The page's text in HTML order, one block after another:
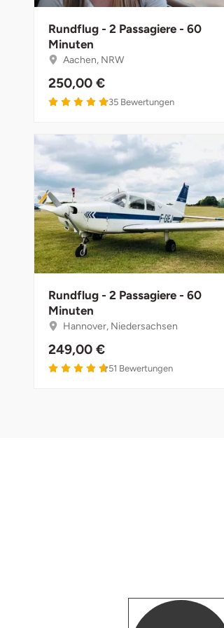
Rundflug - 2 Passagiere - 60
Minuten
Aachen, NRW
250,00 €
35 Bewertungen
Rundflug - 2 Passagiere - 60
Minuten
Hannover, Niedersachsen
249,00 €
51 Bewertungen
Düsseldorf
Erlangen
Flensburg
Frankfurt am Main
Freiberg
Freiburg
Fürstenfeldbruck